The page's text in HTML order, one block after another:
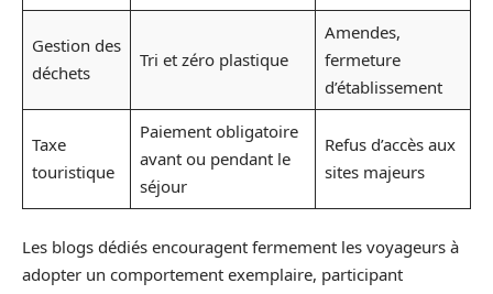
Gestion des
déchets
Tri et zéro plastique
Amendes,
fermeture
d’établissement
Taxe
touristique
Paiement obligatoire
avant ou pendant le
séjour
Refus d’accès aux
sites majeurs
Les blogs dédiés encouragent fermement les voyageurs à
adopter un comportement exemplaire, participant